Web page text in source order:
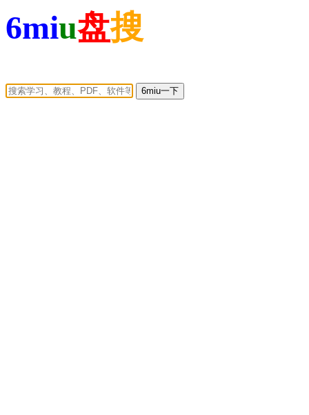
6miu盘搜
6miu一下